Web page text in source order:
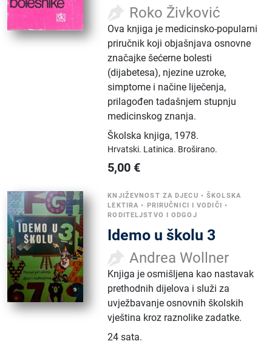
Roko Živković
Ova knjiga je medicinsko-popularni
priručnik koji objašnjava osnovne
značajke šećerne bolesti
(dijabetesa), njezine uzroke,
simptome i načine liječenja,
prilagođen tadašnjem stupnju
medicinskog znanja.
Školska knjiga, 1978.
Hrvatski. Latinica. Broširano.
5,00 €
KNJIŽEVNOST ZA DJECU •ŠKOLSKA
LEKTIRA • PRIRUČNICI I VODIČI
•
RODITELJSTVO I ODGOJ
Idemo u školu 3
Andrea Wollner
Knjiga je osmišljena kao nastavak
prethodnih dijelova i služi za
uvježbavanje osnovnih školskih
vještina kroz raznolike zadatke.
24 sata.